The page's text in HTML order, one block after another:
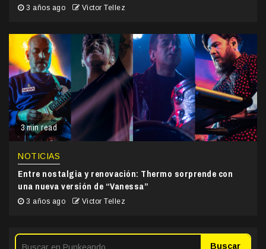
3 años ago Victor Tellez
3 min read
NOTICIAS
Entre nostalgia y renovación: Thermo sorprende con
una nueva versión de “Vanessa”
3 años ago Victor Tellez
Buscar